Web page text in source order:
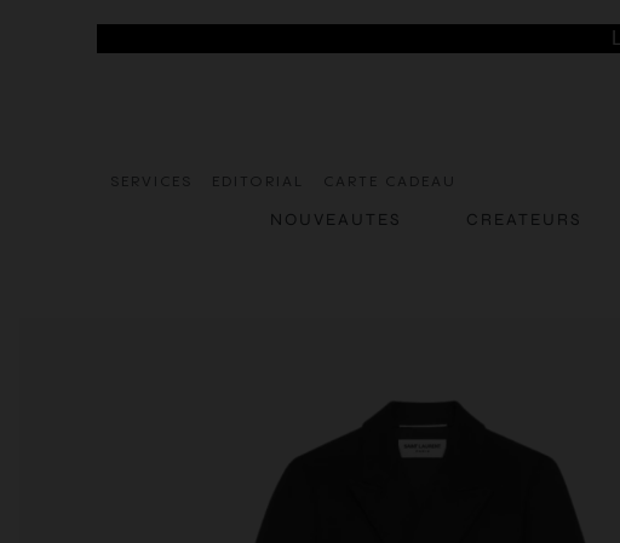
SERVICES EDITORIAL CARTE CADEAU
NOUVEAUTES CREATEURS